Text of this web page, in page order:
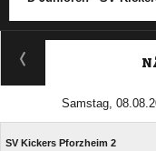
Samstag,
SV Kickers Pforzheim 2